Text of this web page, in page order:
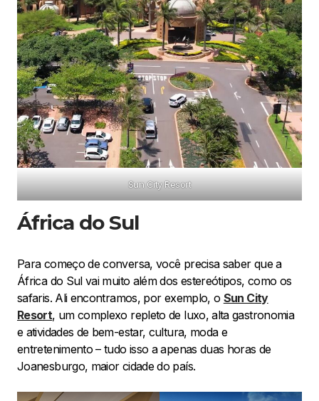
Sun City Resort
África do Sul
Para começo de conversa, você precisa saber que a
África do Sul vai muito além dos estereótipos, como os
safaris. Ali encontramos, por exemplo, o Sun City
Resort, um complexo repleto de luxo, alta gastronomia
e atividades de bem-estar, cultura, moda e
entretenimento – tudo isso a apenas duas horas de
Joanesburgo, maior cidade do país.